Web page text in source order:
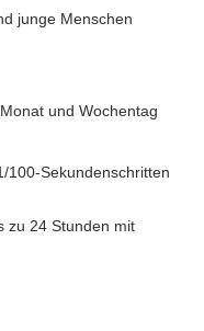
junge Menschen
und Wochentag
100-Sekundenschritten
zu 24 Stunden mit